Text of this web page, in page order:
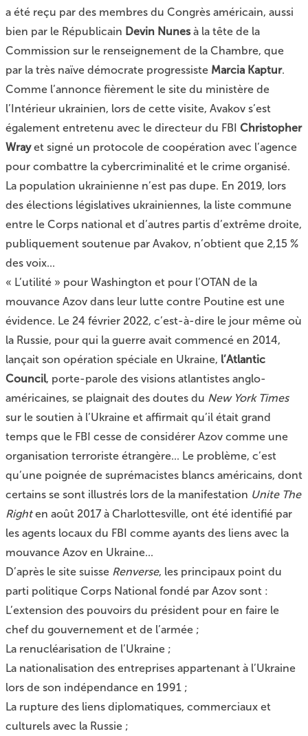
a été reçu par des membres du Congrès américain, aussi
bien par le Républicain Devin Nunesà la tête de la
Commission sur le renseignement de la Chambre, que
par la très naïve démocrate progressiste Marcia Kaptur.
Comme l’annonce fièrement le site du ministère de
l’Intérieur ukrainien, lors de cette visite, Avakov s’est
également entretenu avec le directeur du FBI Christopher
Wrayet signé un protocole de coopération avec l’agence
pour combattre la cybercriminalité et le crime organisé.
La population ukrainienne n’est pas dupe. En 2019, lors
des élections législatives ukrainiennes, la liste commune
entre le Corps national et d’autres partis d’extrême droite,
publiquement soutenue par Avakov, n’obtient que 2,15 %
des voix...
« L’utilité » pour Washington et pour l’OTAN de la
mouvance Azov dans leur lutte contre Poutine est une
évidence. Le 24 février 2022, c’est-à-dire le jour même où
la Russie, pour qui la guerre avait commencé en 2014,
lançait son opération spéciale en Ukraine, l’Atlantic
Council, porte-parole des visions atlantistes anglo-
américaines, se plaignait des doutes du New York Times
sur le soutien à l’Ukraine et affirmait qu’il était grand
temps que le FBI cesse de considérer Azov comme une
organisation terroriste étrangère... Le problème, c’est
qu’une poignée de suprémacistes blancs américains, dont
certains se sont illustrés lors de la manifestation Unite The
Righten août 2017 à Charlottesville, ont été identifié par
les agents locaux du FBI comme ayants des liens avec la
mouvance Azov en Ukraine...
D’après le site suisse Renverse, les principaux point du
parti politique Corps National fondé par Azov sont :
L’extension des pouvoirs du président pour en faire le
chef du gouvernement et de l’armée ;
La renucléarisation de l’Ukraine ;
La nationalisation des entreprises appartenant à l’Ukraine
lors de son indépendance en 1991 ;
La rupture des liens diplomatiques, commerciaux et
culturels avec la Russie ;